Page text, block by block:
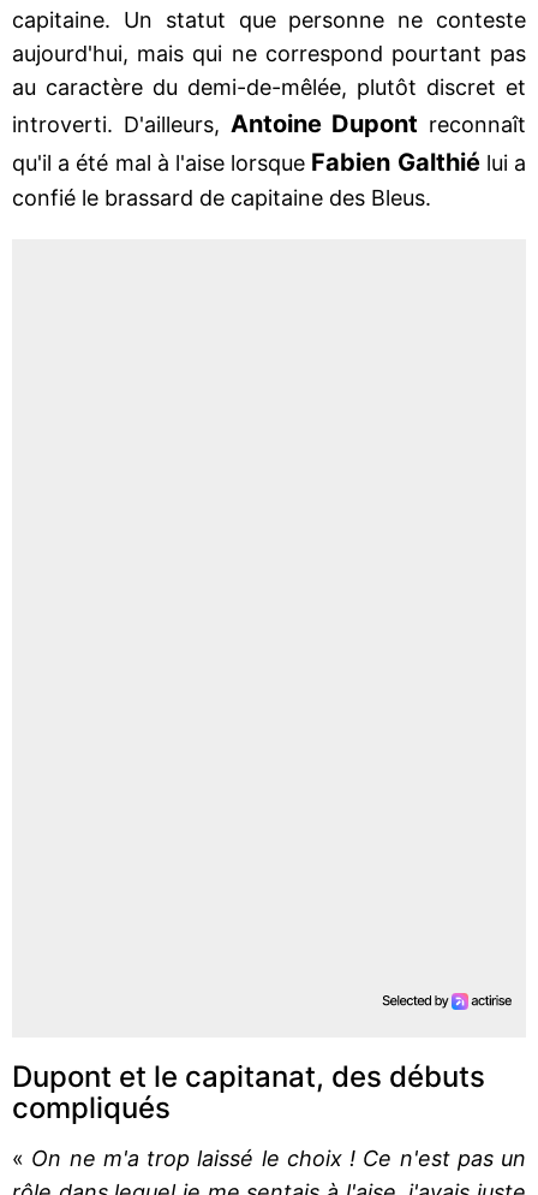
capitaine. Un statut que personne ne conteste
aujourd'hui, mais qui ne correspond pourtant pas
au caractère du demi-de-mêlée, plutôt discret et
introverti. D'ailleurs, Antoine Dupont reconnaît
qu'il a été mal à l'aise lorsque Fabien Galthiélui a
confié le brassard de capitaine des Bleus.
Dupont et le capitanat, des débuts
compliqués
« On ne m'a trop laissé le choix ! Ce n'est pas un